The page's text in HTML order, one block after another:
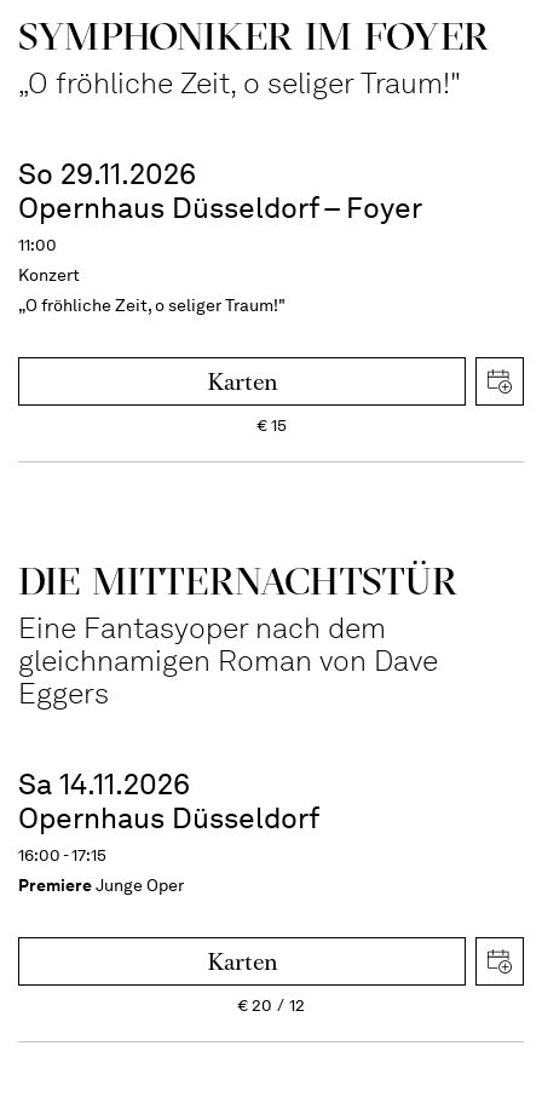
SYMPHONIKER IM FOYER
„O fröhliche Zeit, o seliger Traum!"
So 29.11.2026
Opernhaus Düsseldorf – Foyer
11:00
Konzert
„O fröhliche Zeit, o seliger Traum!"
Karten
€15
DIE MITTER­NACHTS­TÜR
Eine Fantasyoper nach dem
gleichnamigen Roman von Dave
Eggers
Sa 14.11.2026
Opernhaus Düsseldorf
16:00 - 17:15
PremiereJunge Oper
Karten
€20 12